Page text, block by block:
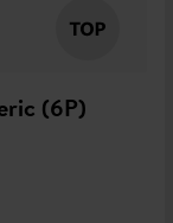
(6P)